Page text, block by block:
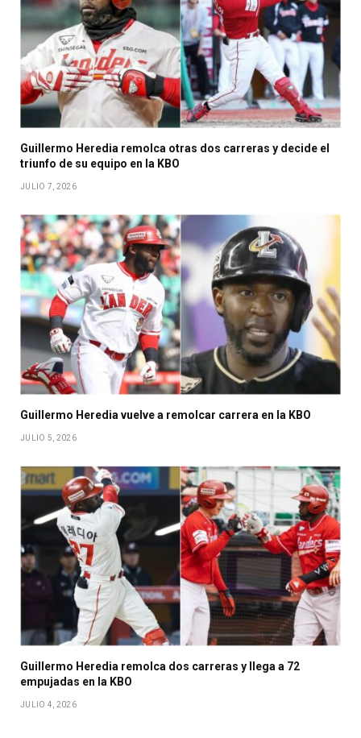
Guillermo Heredia remolca otras dos carreras y decide el
triunfo de su equipo en la KBO
JULIO 7, 2026
Guillermo Heredia vuelve a remolcar carrera en la KBO
JULIO 5, 2026
Guillermo Heredia remolca dos carreras y llega a 72
empujadas en la KBO
JULIO 4, 2026